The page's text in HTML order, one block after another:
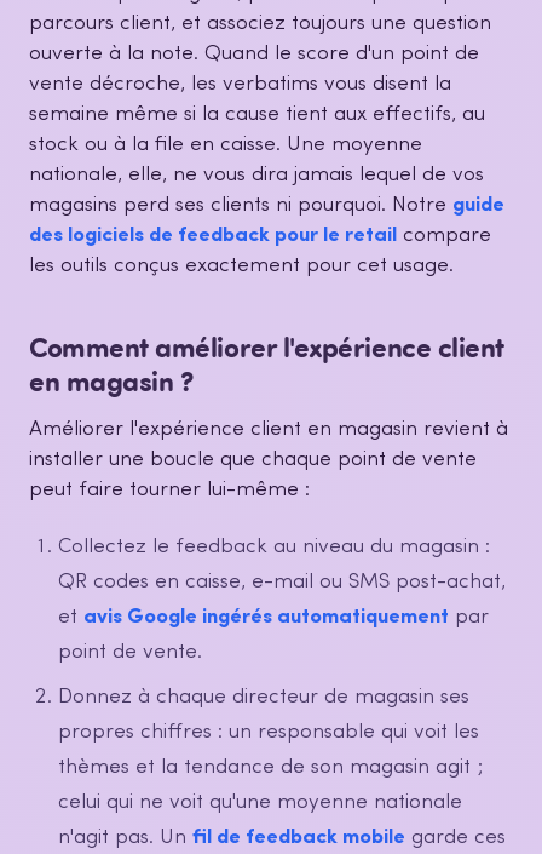
parcours client, et associez toujours une question
ouverte à la note. Quand le score d'un point de
vente décroche, les verbatims vous disent la
semaine même si la cause tient aux effectifs, au
stock ou à la file en caisse. Une moyenne
nationale, elle, ne vous dira jamais lequel de vos
magasins perd ses clients ni pourquoi. Notre guide
des logiciels de feedback pour le retail compare
les outils conçus exactement pour cet usage.
Comment améliorer l'expérience client
en magasin ?
Améliorer l'expérience client en magasin revient à
installer une boucle que chaque point de vente
peut faire tourner lui-même :
Collectez le feedback au niveau du magasin :
QR codes en caisse, e-mail ou SMS post-achat,
et avis Google ingérés automatiquement par
point de vente.
Donnez à chaque directeur de magasin ses
propres chiffres : un responsable qui voit les
thèmes et la tendance de son magasin agit ;
celui qui ne voit qu'une moyenne nationale
n'agit pas. Un fil de feedback mobile garde ces